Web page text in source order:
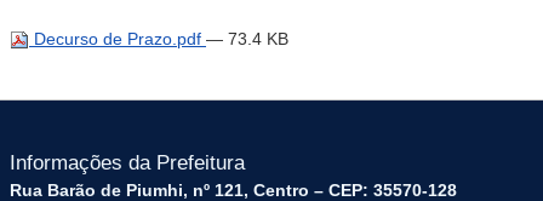
Decurso de Prazo.pdf — 73.4 KB
Informações da Prefeitura
Rua Barão de Piumhi, nº 121, Centro – CEP: 35570-128